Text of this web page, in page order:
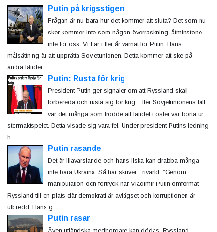
Putin på krigsstigen
Frågan är nu bara hur det kommer att sluta? Det som nu
sker kommer inte som någon överraskning, åtminstone
inte för oss. Vi har i fler år varnat för Putin. Hans
målsättning är att upprätta Sovjetunionen. Detta kommer att ske på
andra länder...
Putin: Rusta för krig
President Putin ger signaler om att Ryssland skall
förbereda och rusta sig för krig. Efter Sovjetunionens fall
var det många som trodde att landet i öster var borta ur
stormaktspelet. Detta visade sig vara fel. Under president Putins ledning
h...
Putin rasande
Det är illavarslande och hans ilska kan drabba många –
inte bara Ukraina. Så här skriver Frivärld: ”Genom
manipulation och förtryck har Vladimir Putin omformat
Ryssland till en plats där demokrati är avlägset och korruptionen är
utbredd. Hans g...
Putin rasar
Även utländska medborgare kan dödas. Ryssland